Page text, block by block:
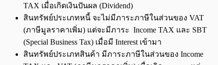
TAX เมื่อเกิดเงินปันผล (Dividend)
สินทรัพย์ประเภทหนี้ จะไม่มีภาระภาษีในส่วนของ VAT
(ภาษีมูลราคาเพิ่ม) แต่จะมีภาระ Income TAX และ SBT
(Special Business Tax) เมื่อมี Interest เข้ามา
สินทรัพย์ประเภทสินค้า มีภาระภาษีในส่วนของ Income